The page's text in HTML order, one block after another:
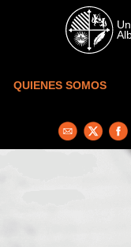
Skip to main content
QUIENES SOMOS